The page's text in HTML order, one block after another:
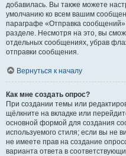
добавилась. Вы также можете
умолчанию ко всем вашим
параграфе «Отправка
разделе. Несмотря на это, вы
отдельных сообщениях, убрав
отправки сообщения.
Вернуться к началу
Как мне создать опрос?
При создании темы или
щёлкните на вкладке или
основной формой для создания
используемого стиля; если вы не
не имеете прав на создание
варианта ответа в